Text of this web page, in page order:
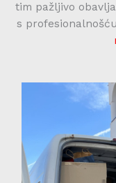
tim pažljivo
s